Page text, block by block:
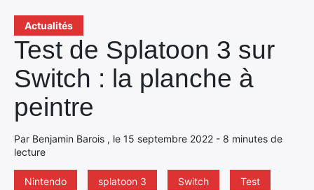
Actualités
Test de Splatoon 3 sur
Switch : la planche à
peintre
Par Benjamin Barois , le 15 septembre 2022 - 8 minutes de
lecture
Nintendo splatoon 3 Switch Test